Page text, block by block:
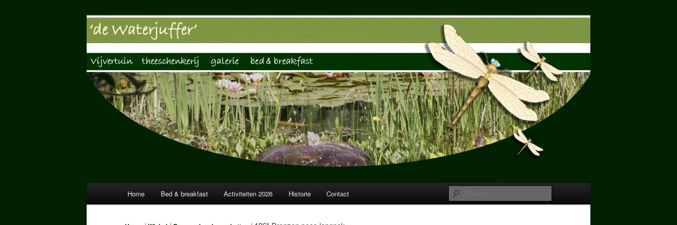
Vijvertuin de Waterjuffer
Vijvertuin, Theeschenkerij, Galerie, Logies
Home Bed & breakfast Activiteiten 2026 Historie Contact